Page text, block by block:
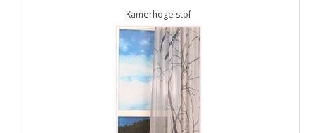
Kamerhoge stof